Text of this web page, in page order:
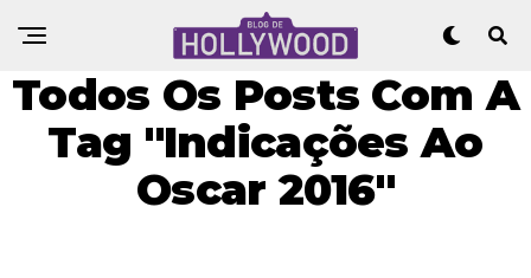
Todos Os Posts Com A
Tag "Indicações Ao
Oscar 2016"